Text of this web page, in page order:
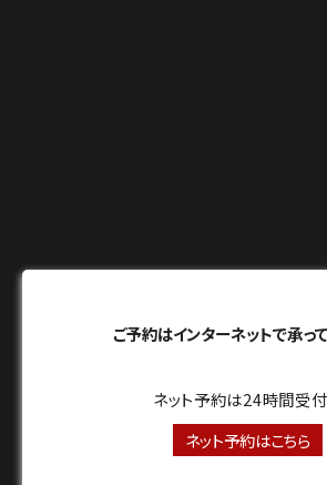
ご予約はインターネットで承っ
ネット予約は24時間受
ネット予約はこちら